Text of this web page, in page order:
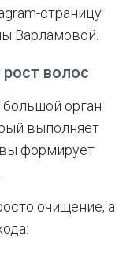
страницу
Варламовой.
волос
орган
выполняет
формирует
очищение, а